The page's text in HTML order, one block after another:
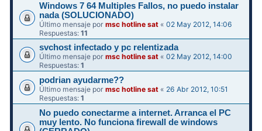
Windows 7 64 Multiples Fallos, no puedo instalar
nada (SOLUCIONADO)
Último mensaje pormsc hotline sat «02 May 2012, 14:06
Respuestas:11
svchost infectado y pc relentizada
Último mensaje pormsc hotline sat «02 May 2012, 14:00
Respuestas:1
podrian ayudarme??
Último mensaje pormsc hotline sat « 26 Abr 2012, 10:51
Respuestas:1
No puedo conectarme a internet. Arranca el PC
muy lento. No funciona firewall de windows